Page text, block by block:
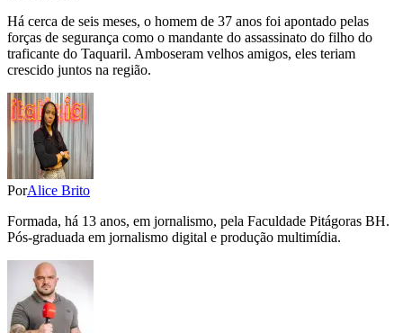
Há cerca de seis meses, o homem de 37 anos foi apontado pelas
forças de segurança como o mandante do assassinato do filho do
traficante do Taquaril. Amboseram velhos amigos, eles teriam
crescido juntos na região.
PorAlice Brito
Formada, há 13 anos, em jornalismo, pela Faculdade Pitágoras BH.
Pós-graduada em jornalismo digital e produção multimídia.